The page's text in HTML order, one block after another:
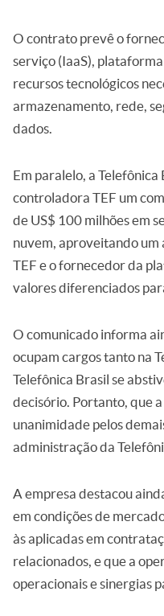
O contrato prevê o
serviço (IaaS),
recursos tecnológicos
armazenamento, rede,
dados.
Em paralelo, a
controladora TEF um
de US$ 100 milhões em
nuvem, aproveitando
TEF e o fornecedor da
valores diferenciados
O comunicado informa
ocupam cargos tanto na
Telefônica Brasil se
decisório. Portanto, que
unanimidade pelos
administração da
A empresa destacou
em condições de
às aplicadas em
relacionados, e que a
operacionais e sinergias